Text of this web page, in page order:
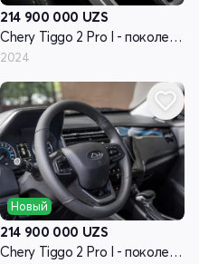
214 900 000 UZS
Chery Tiggo 2 Pro I - поколение
2024
Новый
214 900 000 UZS
Chery Tiggo 2 Pro I - поколение